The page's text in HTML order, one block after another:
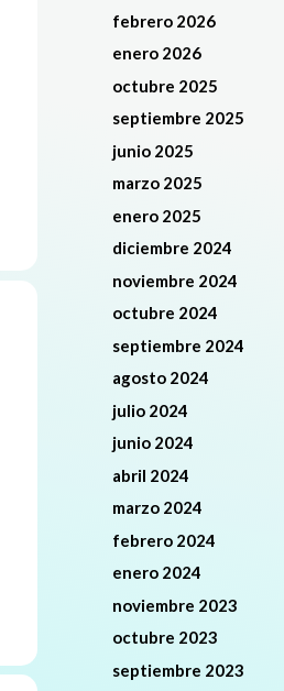
febrero 2026
enero 2026
octubre 2025
septiembre 2025
junio 2025
marzo 2025
enero 2025
diciembre 2024
noviembre 2024
octubre 2024
septiembre 2024
agosto 2024
julio 2024
junio 2024
abril 2024
marzo 2024
febrero 2024
enero 2024
noviembre 2023
octubre 2023
septiembre 2023